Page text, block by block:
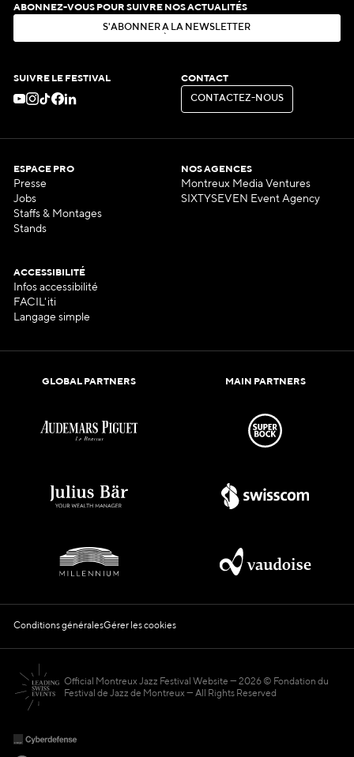
ABONNEZ-VOUS POUR SUIVRE NOS ACTUALITÉS
S'ABON N ER À LA N EWSLE ER
SUIVRE LE FESTIVAL CONTACT
CON ACT EZ-N OUS
CONTACTEZ-NOUS
ESPACE PRO
Presse
Jobs
Staffs & Montages
Stands
NOS AGENCES
Montreux Media Ventures
SIXTYSEVEN Event Agency
ACCESSIBILITÉ
Infos accessibilité
FACIL'iti
Langage simple
GLOBAL PARTNERS MAIN PARTNERS
Conditions généralesGérer les cookies
Official Montreux Jazz Festival Website
2026 © Fondation du
Festival de Jazz de Montreux — All Rights Reserved